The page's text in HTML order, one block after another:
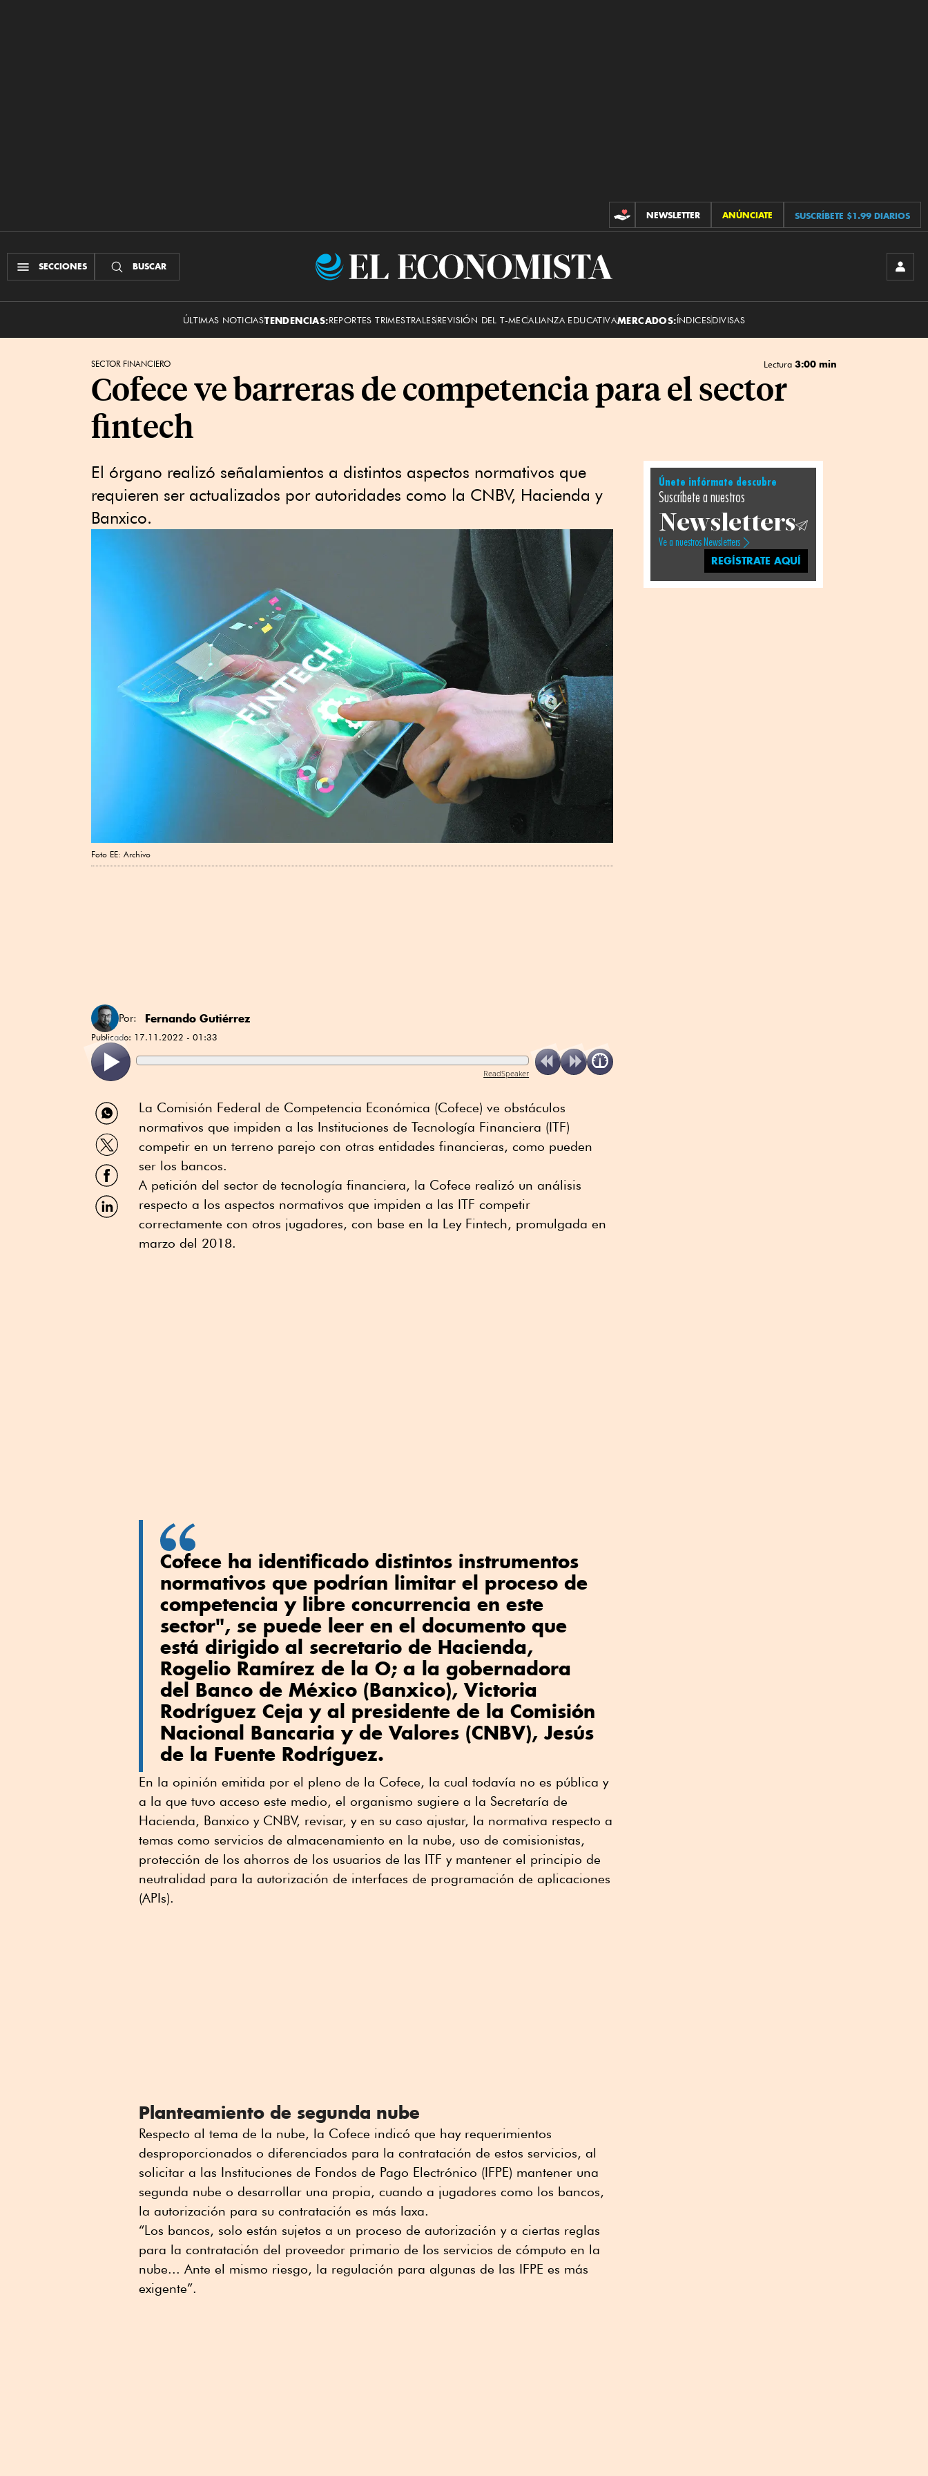
CONTRIBUCIONES
NEWSLETTER ANÚNCIATE SUSCRÍBETE $1.99 DIARIOS
SECCIONES BUSCAR
El
ÚLTIMAS NOTICIASTENDENCIAS:REPORTES TRIMESTRALESREVISIÓN DEL T-MECALIANZA EDUCATIVAMERCADOS:ÍNDICESDIVISAS
SECTOR FINANCIERO Lectura 3:00 min
Cofece ve barreras de competencia para el sector
fintech
El órgano realizó señalamientos a distintos aspectos normativos que
requieren ser actualizados por autoridades como la CNBV, Hacienda y
Banxico.
Foto EE: Archivo
Por: Fernando Gutiérrez
Publicado: 17.11.2022 - 01:33
ReadSpeaker
Compartir
por
WhatsApp
Compartir
por
Twitter
Compartir
por
Facebook
Compartir
por
La Comisión Federal de Competencia Económica (Cofece) ve obstáculos
normativos que impiden a las Instituciones de Tecnología Financiera (ITF)
competir en un terreno parejo con otras entidades financieras, como pueden
ser los bancos.
A petición del sector de tecnología financiera, la Cofece realizó un análisis
respecto a los aspectos normativos que impiden a las ITF competir
correctamente con otros jugadores, con base en la Ley Fintech, promulgada en
marzo del 2018.
Cofece ha identificado distintos instrumentos
normativos que podrían limitar el proceso de
competencia y libre concurrencia en este
sector", se puede leer en el documento que
está dirigido al secretario de Hacienda,
Rogelio Ramírez de la O; a la gobernadora
del Banco de México (Banxico), Victoria
Rodríguez Ceja y al presidente de la Comisión
Nacional Bancaria y de Valores (CNBV), Jesús
de la Fuente Rodríguez.
En la opinión emitida por el pleno de la Cofece, la cual todavía no es pública y
a la que tuvo acceso este medio, el organismo sugiere a la Secretaría de
Hacienda, Banxico y CNBV, revisar, y en su caso ajustar, la normativa respecto a
temas como servicios de almacenamiento en la nube, uso de comisionistas,
protección de los ahorros de los usuarios de las ITF y mantener el principio de
neutralidad para la autorización de interfaces de programación de aplicaciones
(APIs).
Planteamiento de segunda nube
Respecto al tema de la nube, la Cofece indicó que hay requerimientos
desproporcionados o diferenciados para la contratación de estos servicios, al
solicitar a las Instituciones de Fondos de Pago Electrónico (IFPE) mantener una
segunda nube o desarrollar una propia, cuando a jugadores como los bancos,
la autorización para su contratación es más laxa.
“Los bancos, solo están sujetos a un proceso de autorización y a ciertas reglas
para la contratación del proveedor primario de los servicios de cómputo en la
nube... Ante el mismo riesgo, la regulación para algunas de las IFPE es más
exigente”.
Únete infórmate descubre
Suscríbete a nuestros
Newsletters
Ve a nuestros Newsletters
REGÍSTRATE AQUÍ